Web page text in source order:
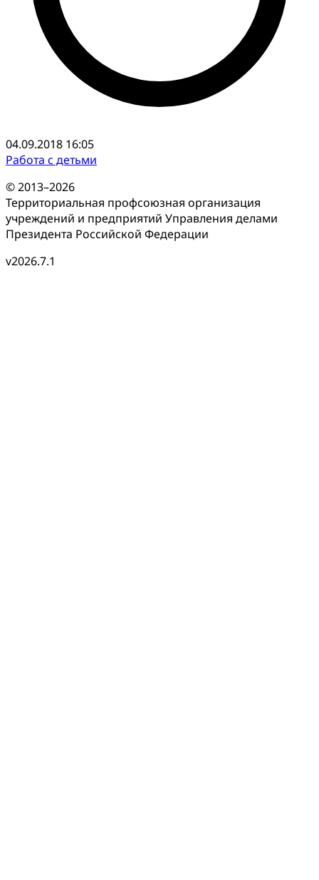
04.09.2018 16:05
Работа с детьми
© 2013–2026
Территориальная профсоюзная организация
учреждений и предприятий Управления делами
Президента Российской Федерации
v2026.7.1